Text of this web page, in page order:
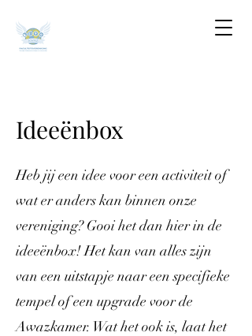
Ideeënbox
Heb jij een idee voor een activiteit of
wat er anders kan binnen onze
vereniging? Gooi het dan hier in de
ideeënbox! Het kan van alles zijn
van een uitstapje naar een specifieke
tempel of een upgrade voor de
Awazkamer. Wat het ook is, laat het